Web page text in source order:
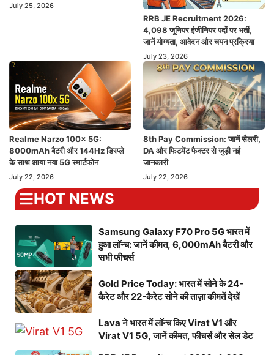
July 25, 2026
RRB JE Recruitment 2026:
4,098 जूनियर इंजीनियर पदों पर भर्ती,
जानें योग्यता, आवेदन और चयन प्रक्रिया
July 23, 2026
Realme Narzo 100x 5G:
8000mAh बैटरी और 144Hz डिस्प्ले
के साथ आया नया 5G स्मार्टफोन
July 22, 2026
8th Pay Commission: जानें सैलरी,
DA और फिटमेंट फैक्टर से जुड़ी नई
जानकारी
July 22, 2026
HOT NEWS
Samsung Galaxy F70 Pro 5G भारत में
हुआ लॉन्च: जानें कीमत, 6,000mAh बैटरी और
सभी फीचर्स
Gold Price Today: भारत में सोने के 24-
कैरेट और 22-कैरेट सोने की ताज़ा कीमतें देखें
Lava ने भारत में लॉन्च किए Virat V1 और
Virat V1 5G, जानें कीमत, फीचर्स और सेल डेट